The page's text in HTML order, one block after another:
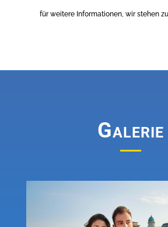
für weitere Informationen, wir stehen
Galerie